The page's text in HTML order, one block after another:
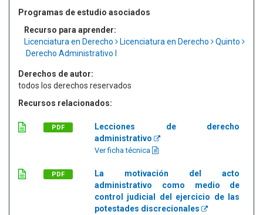
Programas de estudio asociados
Recurso para aprender:
Licenciatura en Derecho
Licenciatura en Derecho
Quinto
Derecho Administrativo I
Derechos de autor:
todos los derechos reservados
Recursos relacionados:
PDF
Lecciones de derecho
administrativo
Ver ficha técnica
PDF
La motivación del acto
administrativo como medio de
control judicial del ejercicio de las
potestades discrecionales